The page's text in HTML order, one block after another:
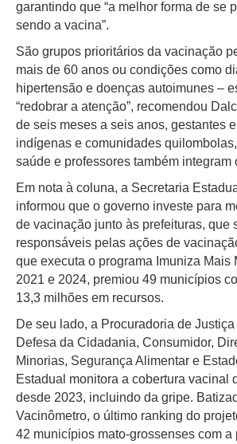
garantindo que “a melhor forma de se
sendo a vacina”.
São grupos prioritários da vacinação
mais de 60 anos ou condições como
hipertensão e doenças autoimunes –
“redobrar a atenção”, recomendou
de seis meses a seis anos, gestantes
indígenas e comunidades
saúde e professores também integram
Em nota à coluna, a Secretaria
informou que o governo investe para
de vacinação junto às prefeituras, que
responsáveis pelas ações de
que executa o programa Imuniza Mais
2021 e 2024, premiou 49 municípios
13,3 milhões em recursos.
De seu lado, a Procuradoria de
Defesa da Cidadania, Consumidor,
Minorias, Segurança Alimentar e
Estadual monitora a cobertura vacinal
desde 2023, incluindo da gripe.
Vacinômetro, o último ranking do
42 municípios mato-grossenses com a